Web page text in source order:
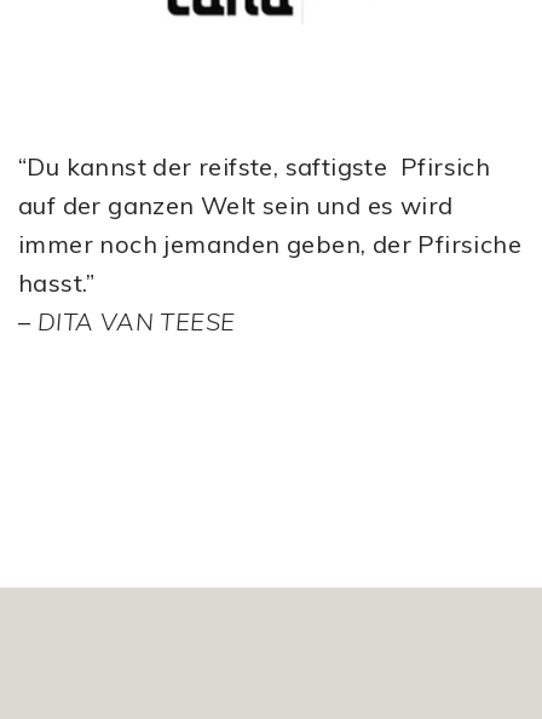
“Du kannst der reifste, saftigste Pfirsich
auf der ganzen Welt sein und es wird
immer noch jemanden geben, der Pfirsiche
hasst.”
– DITA VAN TEESE